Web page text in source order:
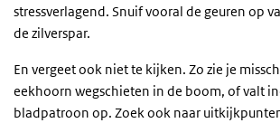
stressverlagend. Snuif vooral de geuren op
de zilverspar.
En vergeet ook niet te kijken. Zo zie je
eekhoorn wegschieten in de boom, of valt
bladpatroon op. Zoek ook naar